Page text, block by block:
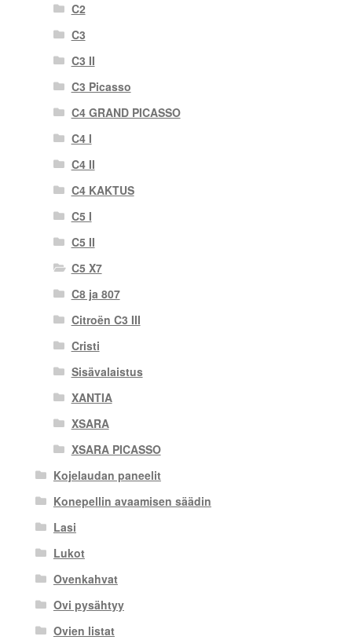
C2
C3
C3 II
C3 Picasso
C4 GRAND PICASSO
C4 I
C4 II
C4 KAKTUS
C5 I
C5 II
C5 X7
C8 ja 807
Citroën C3 III
Cristi
Sisävalaistus
XANTIA
XSARA
XSARA PICASSO
Kojelaudan paneelit
Konepellin avaamisen säädin
Lasi
Lukot
Ovenkahvat
Ovi pysähtyy
Ovien listat